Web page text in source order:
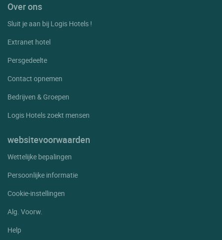
Over ons
Sluit je aan bij Logis Hotels !
Extranet hotel
Persgedeelte
Contact opnemen
Bedrijven & Groepen
Logis Hotels zoekt mensen
websitevoorwaarden
Wettelijke bepalingen
Persoonlijke informatie
Cookie-instellingen
Alg. Voorw.
Help